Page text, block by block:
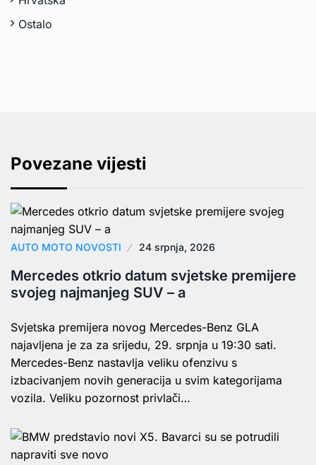
Ostalo
Povezane vijesti
AUTO MOTO NOVOSTI 24 srpnja, 2026
Mercedes otkrio datum svjetske premijere
svojeg najmanjeg SUV – a
Svjetska premijera novog Mercedes-Benz GLA
najavljena je za za srijedu, 29. srpnja u 19:30 sati.
Mercedes-Benz nastavlja veliku ofenzivu s
izbacivanjem novih generacija u svim kategorijama
vozila. Veliku pozornost privlači…